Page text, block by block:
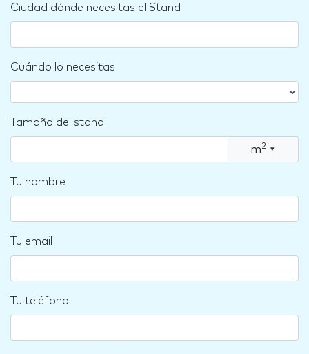
Ciudad dónde necesitas el Stand
Cuándo lo necesitas
Tamaño del stand
m2 ▾
Tu nombre
Tu email
Tu teléfono